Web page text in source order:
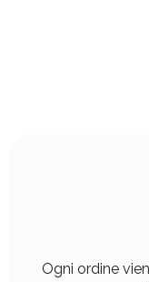
Ogni ordine